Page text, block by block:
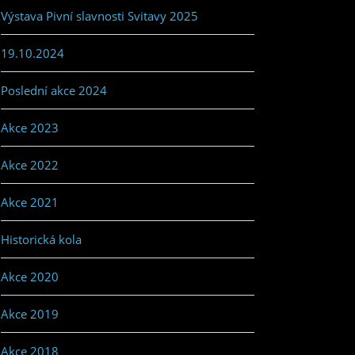
Výstava Pivní slavnosti Svitavy 2025
19.10.2024
Poslední akce 2024
Akce 2023
Akce 2022
Akce 2021
Historická kola
Akce 2020
Akce 2019
Akce 2018